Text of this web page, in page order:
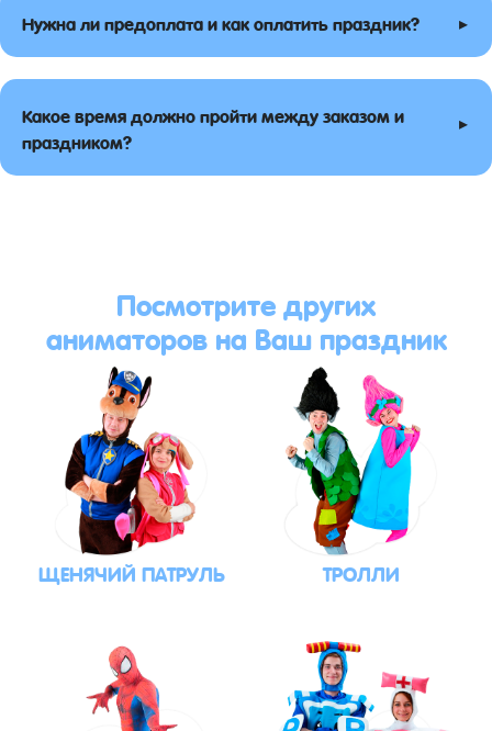
Нужна ли предоплата и как оплатить праздник? ▸
Какое время должно пройти между заказом и
праздником?
▸
Посмотрите других
аниматоров на Ваш праздник
ЩЕНЯЧИЙ ПАТРУЛЬ ТРОЛЛИ